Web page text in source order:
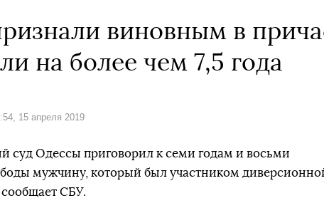
виновным в
на более чем 7,5 года
15 апреля 2019
суд Одессы приговорил к семи годам и восьми
мужчину, который был участником
СБУ.